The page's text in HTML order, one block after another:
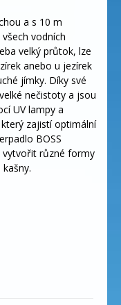
a s 10 m
vodních
velký průtok, lze
anebo u jezírek
jímky. Díky své
nečistoty a jsou
UV lampy a
zajistí optimální
BOSS
vytvořit různé formy